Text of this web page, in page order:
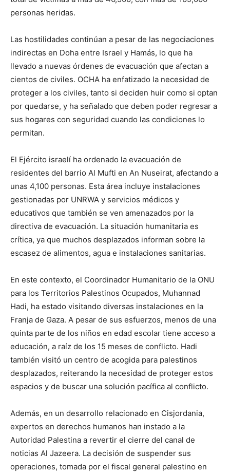
personas heridas.
Las hostilidades continúan a pesar de las negociaciones
indirectas en Doha entre Israel y Hamás, lo que ha
llevado a nuevas órdenes de evacuación que afectan a
cientos de civiles. OCHA ha enfatizado la necesidad de
proteger a los civiles, tanto si deciden huir como si optan
por quedarse, y ha señalado que deben poder regresar a
sus hogares con seguridad cuando las condiciones lo
permitan.
El Ejército israelí ha ordenado la evacuación de
residentes del barrio Al Mufti en An Nuseirat, afectando a
unas 4,100 personas. Esta área incluye instalaciones
gestionadas por UNRWA y servicios médicos y
educativos que también se ven amenazados por la
directiva de evacuación. La situación humanitaria es
crítica, ya que muchos desplazados informan sobre la
escasez de alimentos, agua e instalaciones sanitarias.
En este contexto, el Coordinador Humanitario de la ONU
para los Territorios Palestinos Ocupados, Muhannad
Hadi, ha estado visitando diversas instalaciones en la
Franja de Gaza. A pesar de sus esfuerzos, menos de una
quinta parte de los niños en edad escolar tiene acceso a
educación, a raíz de los 15 meses de conflicto. Hadi
también visitó un centro de acogida para palestinos
desplazados, reiterando la necesidad de proteger estos
espacios y de buscar una solución pacífica al conflicto.
Además, en un desarrollo relacionado en Cisjordania,
expertos en derechos humanos han instado a la
Autoridad Palestina a revertir el cierre del canal de
noticias Al Jazeera. La decisión de suspender sus
operaciones, tomada por el fiscal general palestino en